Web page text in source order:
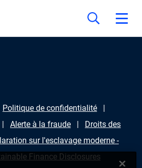
Politique de confidentialité
Alerte à la fraude
Droits des
sur l'esclavage moderne -
Finance Disclosures